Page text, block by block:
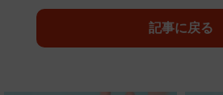
記事に戻る